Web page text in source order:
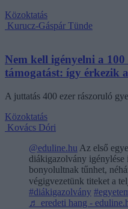
Közoktatás
Kurucz-Gáspár Tünde
Nem kell igényelni a
támogatást: így érkezik
A juttatás 400 ezer rászoruló
Közoktatás
Kovács Dóri
@eduline.hu Az első
diákigazolvány igénylése
bonyolultnak tűnhet,
végigvezetünk titeket a
#diákigazolvány
♬ eredeti hang -